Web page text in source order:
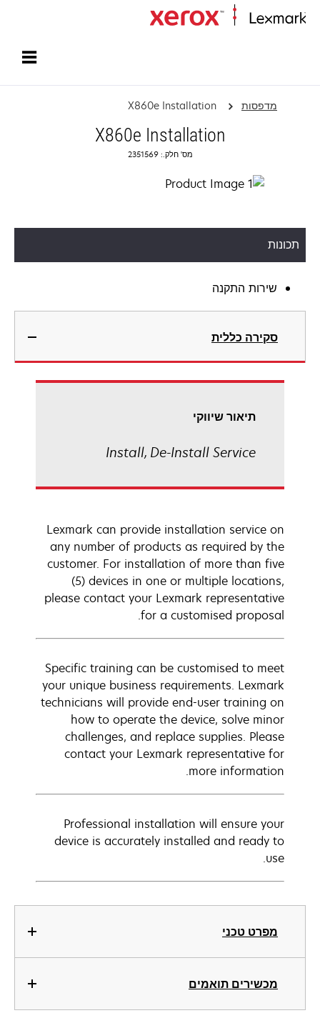
מדפסות X860e Installation
X860e Installation
מס' חלק.: 2351569
תכונות
שירות התקנה
סקירה כללית
מפרט טכני
מכשירים תואמים
תיאור שיווקי
Install, De-Install Service
Lexmark can provide installation service on
any number of products as required by the
customer. For installation of more than five
(5) devices in one or multiple locations,
please contact your Lexmark representative
for a customised proposal.
Specific training can be customised to meet
your unique business requirements. Lexmark
technicians will provide end-user training on
how to operate the device, solve minor
challenges, and replace supplies. Please
contact your Lexmark representative for
more information.
Professional installation will ensure your
device is accurately installed and ready to
use.